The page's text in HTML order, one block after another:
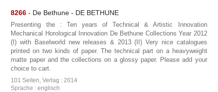
8266 - De Bethune - DE BETHUNE
Presenting the : Ten years of Technical & Artistic Innovation
Mechanical Horological Innovation De Bethune Collections Year 2012
(I) with Baselworld new releases & 2013 (II) Very nice catalogues
printed on two kinds of paper. The technical part on a heavyweight
matte paper and the collections on a glossy paper. Please add your
choice to cart.
101 Seiten, Verlag : 2014
Sprache : englisch